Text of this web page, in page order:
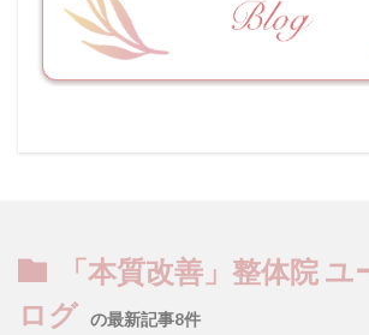
「本質改善」整体院
ログ の最新記事8件